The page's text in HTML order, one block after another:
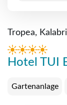
Tropea,
Hotel TUI
Gartenanlage